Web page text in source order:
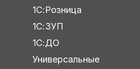
1С:Розница
1С:ЗУП
1С:ДО
Универсальные